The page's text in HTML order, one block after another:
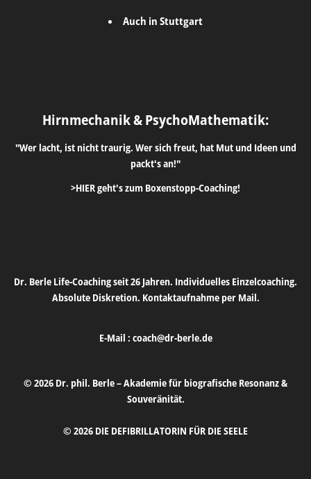
Auch in Stuttgart
Hirnmechanik & PsychoMathematik:
"Wer lacht, ist nicht traurig. Wer sich freut, hat Mut und Ideen und
packt's an!"
>HIER geht's zum Boxenstopp-Coaching!
Dr. Berle Life-Coaching seit 26 Jahren. Individuelles Einzelcoaching.
Absolute Diskretion. Kontaktaufnahme per Mail.
E-Mail : coach@dr-berle.de
© 2026 Dr. phil. Berle – Akademie für biografische Resonanz &
Souveränität.
© 2026 DIE DEFIBRILLATORIN FÜR DIE SEELE